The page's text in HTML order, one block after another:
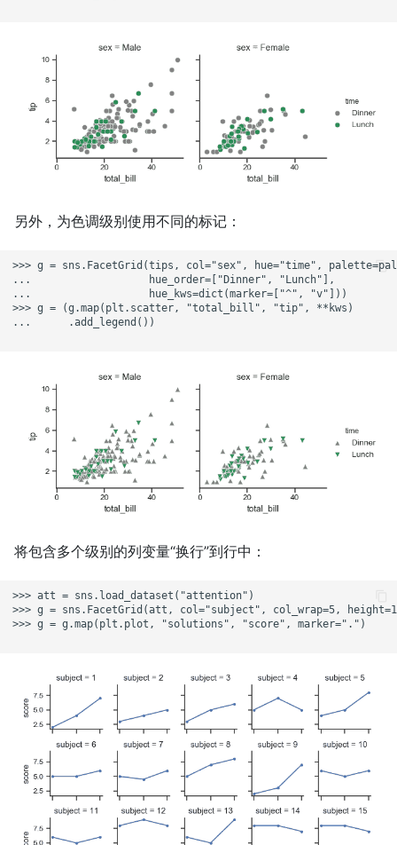
另外，为色调级别使用不同的标记：
>>> g = sns.FacetGrid(tips, col="sex", hue="time",
...                   hue_order=["Dinner", "Lunch"],
...                   hue_kws=dict(marker=["^", "v"]))
>>> g = (g.map(plt.scatter, "total_bill", "tip", **kws)
...      .add_legend())
将包含多个级别的列变量“换行”到行中：
>>> att = sns.load_dataset("attention")
>>> g = sns.FacetGrid(att, col="subject", col_wrap=5,
>>> g = g.map(plt.plot, "solutions", "score", marker=".")